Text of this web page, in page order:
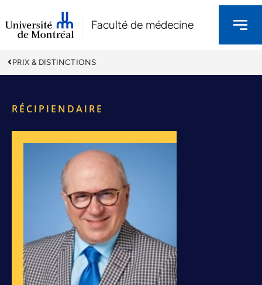
Faculté de médecine
PRIX & DISTINCTIONS
RÉCIPIENDAIRE